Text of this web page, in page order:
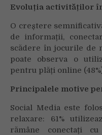
Evoluția activităților
O creștere
de informații,
scădere în jocurile de
poate observa o
pentru plăți online
Principalele motive
Social Media este
relaxare: 61%
rămâne conectați